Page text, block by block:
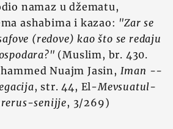
namaz u džematu,
ashabima i kazao: "Zar se
(redove) kao što se redaju
(Muslim, br. 430.
Nuajm Jasin, Iman --
, str. 44, El-Mevsuatul-
senijje, 3/269)